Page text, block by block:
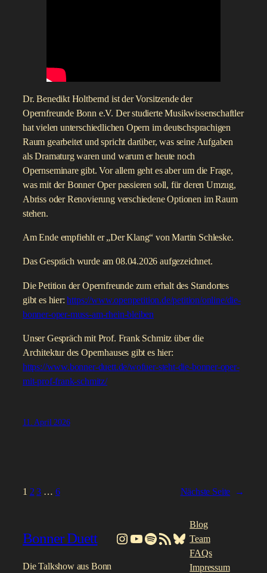
Dr. Benedikt Holtbernd ist der Vorsitzende der
Opernfreunde Bonn e.V. Der studierte Musikwissenschaftler
hat vielen unterschiedlichen Opern im deutschsprachigen
Raum gearbeitet und spricht darüber, was seine Aufgaben
als Dramaturg waren und warum er heute noch
Opernseminare gibt. Vor allem geht es aber um die Frage,
was mit der Bonner Oper passieren soll, für deren Umzug,
Abriss oder Renovierung verschiedene Optionen im Raum
stehen.
Am Ende empfiehlt er „Der Klang“ von Martin Schleske.
Das Gespräch wurde am 08.04.2026 aufgezeichnet.
Die Petition der Opernfreunde zum erhalt des Standortes
gibt es hier:https://www.openpetition.de/petition/online/die-
bonner-oper-muss-am-rhein-bleiben
Unser Gespräch mit Prof. Frank Schmitz über die
Architektur des Opernhauses gibt es hier:
https://www.bonner-duett.de/wofuer-steht-die-bonner-oper-
mit-prof-frank-schmitz/
11. April 2026
1 2 3 … 6 Nächste Seite →
Bonner Duett
Die Talkshow aus Bonn
Instagram
YouTube
Spotify
RSS-FeedBluesky
Blog
Team
FAQs
Impressum